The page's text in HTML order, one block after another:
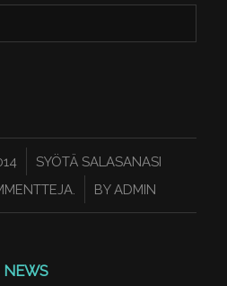
SYÖTÄ SALASANASI
/ BYADMIN
NEWS